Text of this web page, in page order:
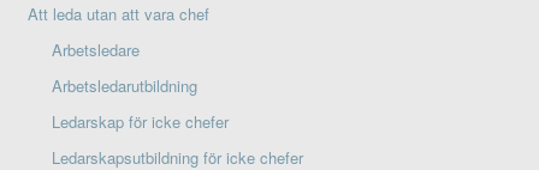
Att leda utan att vara chef
Arbetsledare
Arbetsledarutbildning
Ledarskap för icke chefer
Ledarskapsutbildning för icke chefer